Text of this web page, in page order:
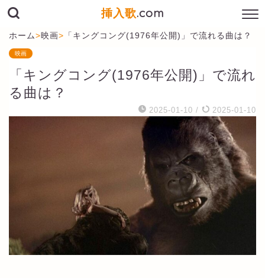
挿入歌.com
ホーム>映画> 「キングコング(1976年公開)」で流れる曲は？
映画
「キングコング(1976年公開)」で流れ
る曲は？
2025-01-10 / 2025-01-10